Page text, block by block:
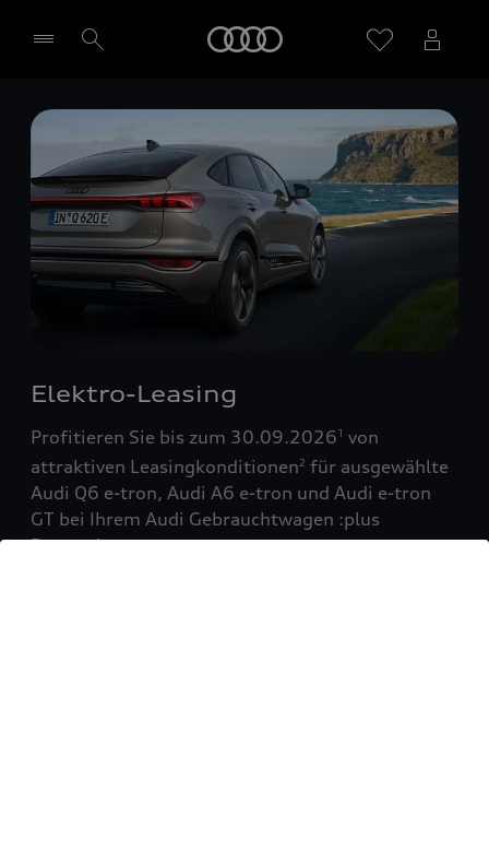
Händler wählen
Elektro-Leasing
Profitieren Sie bis zum 30.09.20261 von
attraktiven Leasingkonditionen2 für ausgewählte
Audi Q6 e-tron, Audi A6 e-tron und Audi e-tron
GT bei Ihrem Audi Gebrauchtwagen :plus
Partner!